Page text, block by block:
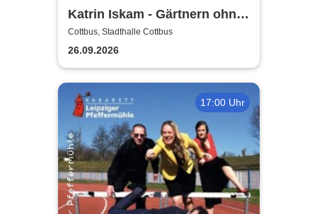
Katrin Iskam - Gärtnern ohne
viel Geschiss
Cottbus, Stadthalle Cottbus
26.09.2026
17:00 Uhr